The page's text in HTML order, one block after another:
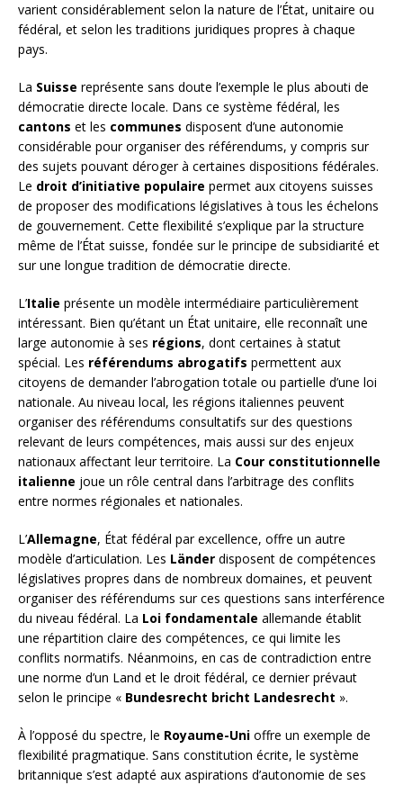
varient considérablement selon la nature de l’État, unitaire ou
fédéral, et selon les traditions juridiques propres à chaque
pays.
La Suisse représente sans doute l’exemple le plus abouti de
démocratie directe locale. Dans ce système fédéral, les
cantons et les communes disposent d’une autonomie
considérable pour organiser des référendums, y compris sur
des sujets pouvant déroger à certaines dispositions fédérales.
Le droit d’initiative populaire permet aux citoyens suisses
de proposer des modifications législatives à tous les échelons
de gouvernement. Cette flexibilité s’explique par la structure
même de l’État suisse, fondée sur le principe de subsidiarité et
sur une longue tradition de démocratie directe.
L’Italie présente un modèle intermédiaire particulièrement
intéressant. Bien qu’étant un État unitaire, elle reconnaît une
large autonomie à ses régions, dont certaines à statut
spécial. Les référendums abrogatifs permettent aux
citoyens de demander l’abrogation totale ou partielle d’une loi
nationale. Au niveau local, les régions italiennes peuvent
organiser des référendums consultatifs sur des questions
relevant de leurs compétences, mais aussi sur des enjeux
nationaux affectant leur territoire. La Cour constitutionnelle
italienne joue un rôle central dans l’arbitrage des conflits
entre normes régionales et nationales.
L’Allemagne, État fédéral par excellence, offre un autre
modèle d’articulation. Les Länder disposent de compétences
législatives propres dans de nombreux domaines, et peuvent
organiser des référendums sur ces questions sans interférence
du niveau fédéral. La Loi fondamentale allemande établit
une répartition claire des compétences, ce qui limite les
conflits normatifs. Néanmoins, en cas de contradiction entre
une norme d’un Land et le droit fédéral, ce dernier prévaut
selon le principe « Bundesrecht bricht Landesrecht ».
À l’opposé du spectre, le Royaume-Uni offre un exemple de
flexibilité pragmatique. Sans constitution écrite, le système
britannique s’est adapté aux aspirations d’autonomie de ses